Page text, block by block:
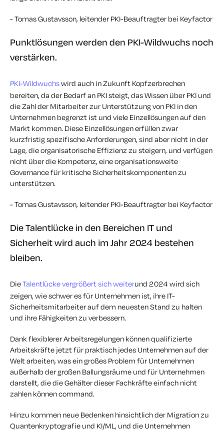
- Tomas Gustavsson, leitender PKI-Beauftragter bei Keyfactor
Punktlösungen werden den PKI-Wildwuchs noch
verstärken.
PKI-Wildwuchswird auch in Zukunft Kopfzerbrechen
bereiten, da der Bedarf an PKI steigt, das Wissen über PKI und
die Zahl der Mitarbeiter zur Unterstützung von PKI in den
Unternehmen begrenzt ist und viele Einzellösungen auf den
Markt kommen. Diese Einzellösungen erfüllen zwar
kurzfristig spezifische Anforderungen, sind aber nicht in der
Lage, die organisatorische Effizienz zu steigern, und verfügen
nicht über die Kompetenz, eine organisationsweite
Governance für kritische Sicherheitskomponenten zu
unterstützen.
- Tomas Gustavsson, leitender PKI-Beauftragter bei Keyfactor
Die Talentlücke in den Bereichen IT und
Sicherheit wird auch im Jahr 2024 bestehen
bleiben.
DieTalentlücke vergrößert sich weiterund 2024 wird sich
zeigen, wie schwer es für Unternehmen ist, ihre IT-
Sicherheitsmitarbeiter auf dem neuesten Stand zu halten
und ihre Fähigkeiten zu verbessern.
Dank flexiblerer Arbeitsregelungen können qualifizierte
Arbeitskräfte jetzt für praktisch jedes Unternehmen auf der
Welt arbeiten, was ein großes Problem für Unternehmen
außerhalb der großen Ballungsräume und für Unternehmen
darstellt, die die Gehälter dieser Fachkräfte einfach nicht
zahlen können command.
Hinzu kommen neue Bedenken hinsichtlich der Migration zu
Quantenkryptografie und KI/ML, und die Unternehmen